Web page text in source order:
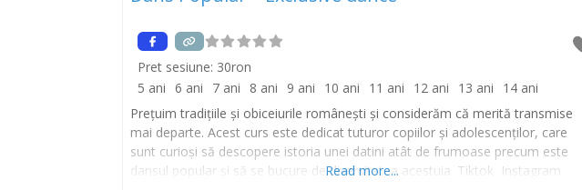
Pret sesiune: 30ron
5 ani
6 ani 7 ani 8 ani 9 ani 10 ani 11 ani 12 ani 13 ani
14 ani
Prețuim tradițiile și obiceiurile românești și considerăm că merită transmise
mai departe. Acest curs este dedicat tuturor copiilor și adolescenților, care
sunt curioși să descopere istoria unei datini atât de frumoase precum este
dansul popular și să se bucure de diversitatea acestuia. Tiktok Instagram
Read more...